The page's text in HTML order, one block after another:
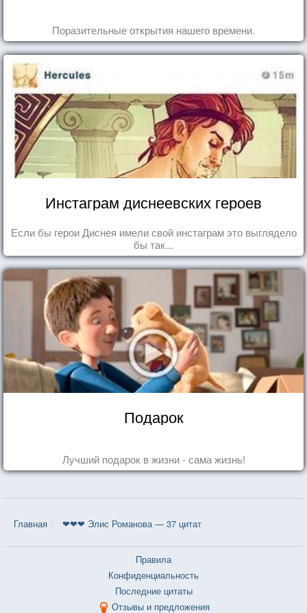
Поразительные открытия нашего времени.
Инстаграм диснеевских героев
Если бы герои Диснея имели свой инстаграм это выглядело
бы так...
Подарок
Лучший подарок в жизни - сама жизнь!
Главная ❤❤❤ Элис Романова — 37 цитат
Правила
Конфиденциальность
Последние цитаты
Отзывы и предложения